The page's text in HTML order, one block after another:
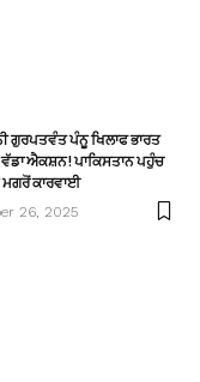
ਗੁਰਪਤਵੰਤ ਪੰਨੂ ਖਿਲਾਫ ਭਾਰਤ
ਵੱਡਾ ਐਕਸ਼ਨ! ਪਾਕਿਸਤਾਨ ਪਹੁੰਚ
ਕਾਰਵਾਈ
26, 2025